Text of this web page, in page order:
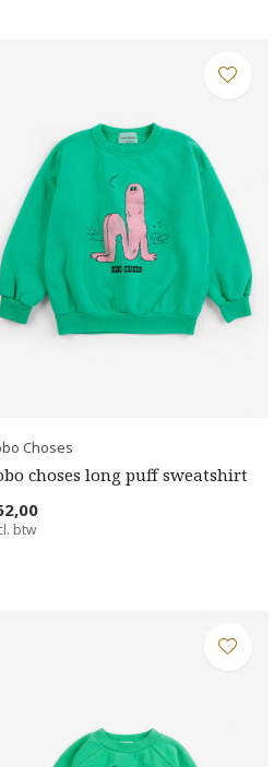
Choses
choses long puff sweatshirt
btw